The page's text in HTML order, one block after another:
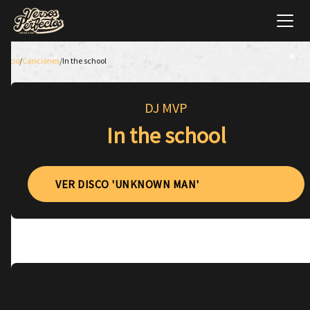
Inicio/Canciones/In the school
DJ MVP
In the school
VER DISCO 'UNKNOWN MAN'